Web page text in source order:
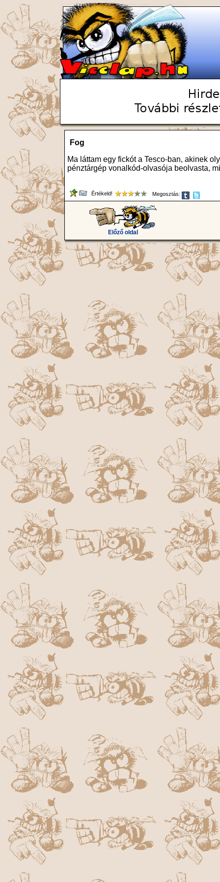
Fog
Ma láttam egy fickót a Tesco-ban, akinek
pénztárgép vonalkód-olvasója beolvasta,
Értékeld! Megosztás:
Előző oldal